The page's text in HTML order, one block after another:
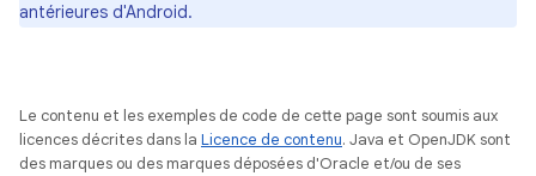
antérieures d'Android.
Le contenu et les exemples de code de cette page sont soumis aux
licences décrites dans la Licence de contenu. Java et OpenJDK sont
des marques ou des marques déposées d'Oracle et/ou de ses